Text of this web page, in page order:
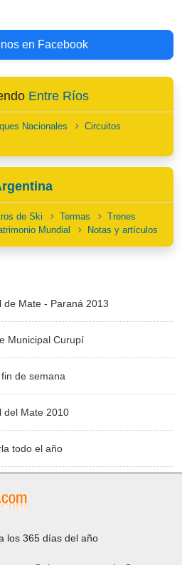
en Facebook
Entre Ríos
Nacionales
Circuitos
de Ski Termas
Trenes
Mundial Notas y artículos
de Mate - Paraná 2013
Municipal Curupí
de semana
del Mate 2010
todo el año
los 365 días del año